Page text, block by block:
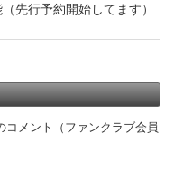
先行予約開始してます）
メント（ファンクラブ会員